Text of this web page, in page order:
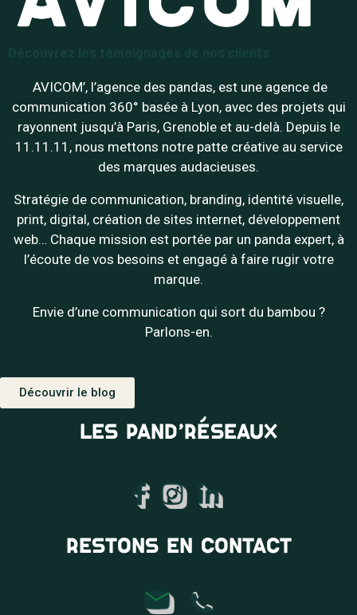
AVICOM’, l’agence des pandas, est une agence de
communication 360° basée à Lyon, avec des projets qui
rayonnent jusqu’à Paris, Grenoble et au-delà. Depuis le
11.11.11, nous mettons notre patte créative au service
des marques audacieuses.
Stratégie de communication, branding, identité visuelle,
print, digital, création de sites internet, développement
web… Chaque mission est portée par un panda expert, à
l’écoute de vos besoins et engagé à faire rugir votre
marque.
Envie d’une communication qui sort du bambou ?
Parlons-en.
Découvrir le blog
LES PAND’RÉSEAUX
RESTONS EN CONTACT